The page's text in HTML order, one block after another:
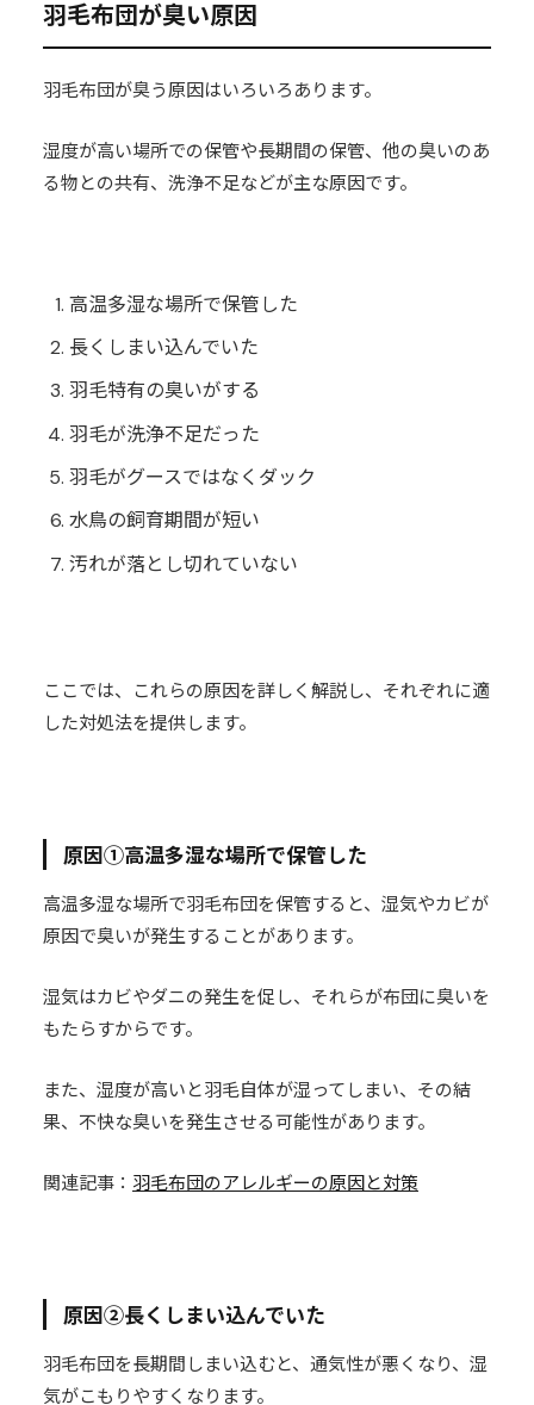
羽毛布団が臭い原因
羽毛布団が臭う原因はいろいろあります。
湿度が高い場所での保管や長期間の保管、他の臭いのあ
る物との共有、洗浄不足などが主な原因です。
高温多湿な場所で保管した
長くしまい込んでいた
羽毛特有の臭いがする
羽毛が洗浄不足だった
羽毛がグースではなくダック
水鳥の飼育期間が短い
汚れが落とし切れていない
ここでは、これらの原因を詳しく解説し、それぞれに適
した対処法を提供します。
原因①高温多湿な場所で保管した
高温多湿な場所で羽毛布団を保管すると、湿気やカビが
原因で臭いが発生することがあります。
湿気はカビやダニの発生を促し、それらが布団に臭いを
もたらすからです。
また、湿度が高いと羽毛自体が湿ってしまい、その結
果、不快な臭いを発生させる可能性があります。
関連記事： 羽毛布団のアレルギーの原因と対策
原因②長くしまい込んでいた
羽毛布団を長期間しまい込むと、通気性が悪くなり、湿
気がこもりやすくなります。